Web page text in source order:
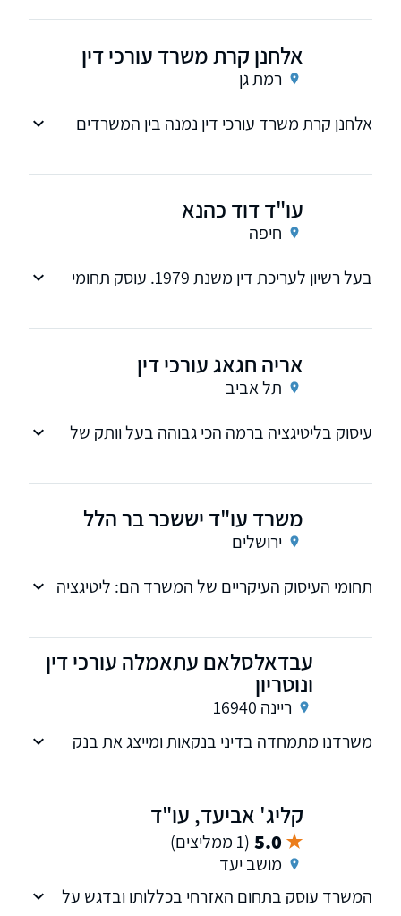
אלחנן קרת משרד עורכי דין
רמת גן
אלחנן קרת משרד עורכי דין נמנה בין המשרדים
עו"ד דוד כהנא
חיפה
בעל רשיון לעריכת דין משנת 1979. עוסק תחומי
אריה חגאג עורכי דין
תל אביב
עיסוק בליטיגציה ברמה הכי גבוהה בעל וותק של
משרד עו"ד יששכר בר הלל
ירושלים
תחומי העיסוק העיקריים של המשרד הם: ליטיגציה
עבדאלסלאם עתאמלה עורכי דין
ונוטריון
ריינה 16940
משרדנו מתמחדה בדיני בנקאות ומייצג את בנק
קליג' אביעד, עו"ד
5.0 (1 ממליצים)
מושב יעד
המשרד עוסק בתחום האזרחי בכללותו ובדגש על